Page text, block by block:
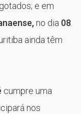
e em
no dia 08.
ainda têm
cumpre uma
nos